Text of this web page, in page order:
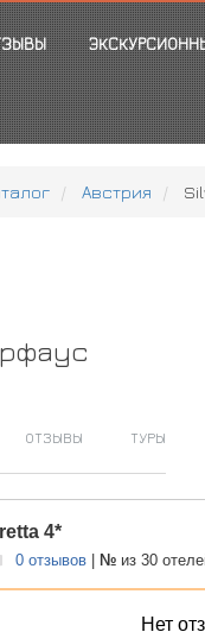
Австрия
ОТЗЫВЫ ТУРЫ